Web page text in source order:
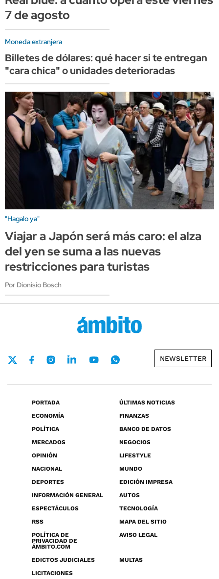
7 de agosto
Moneda extranjera
Billetes de dólares: qué hacer si te entregan
"cara chica" o unidades deterioradas
"Hagalo ya"
Viajar a Japón será más caro: el alza
del yen se suma a las nuevas
restricciones para turistas
Por Dionisio Bosch
NEWSLETTER
PORTADA
ÚLTIMAS NOTICIAS
ECONOMÍA
FINANZAS
POLÍTICA
BANCO DE DATOS
MERCADOS
NEGOCIOS
OPINIÓN
LIFESTYLE
NACIONAL
MUNDO
DEPORTES
EDICIÓN IMPRESA
INFORMACIÓN GENERAL
AUTOS
ESPECTÁCULOS
TECNOLOGÍA
RSS
MAPA DEL SITIO
POLÍTICA DE
PRIVACIDAD DE
ÁMBITO.COM
AVISO LEGAL
EDICTOS JUDICIALES
MULTAS
LICITACIONES